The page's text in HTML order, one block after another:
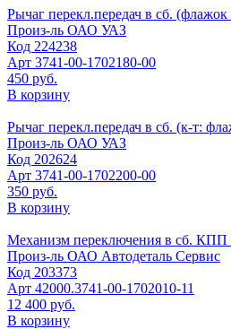
Рычаг перекл.передач в сб.
Произ-ль ОАО УАЗ
Код 224238
Арт 3741-00-1702180-00
450 руб.
В корзину
Рычаг перекл.передач в сб. (к-т:
Произ-ль ОАО УАЗ
Код 202624
Арт 3741-00-1702200-00
350 руб.
В корзину
Механизм переключения в сб. КПП
Произ-ль ОАО Автодеталь Сервис
Код 203373
Арт 42000.3741-00-1702010-11
12 400 руб.
В корзину